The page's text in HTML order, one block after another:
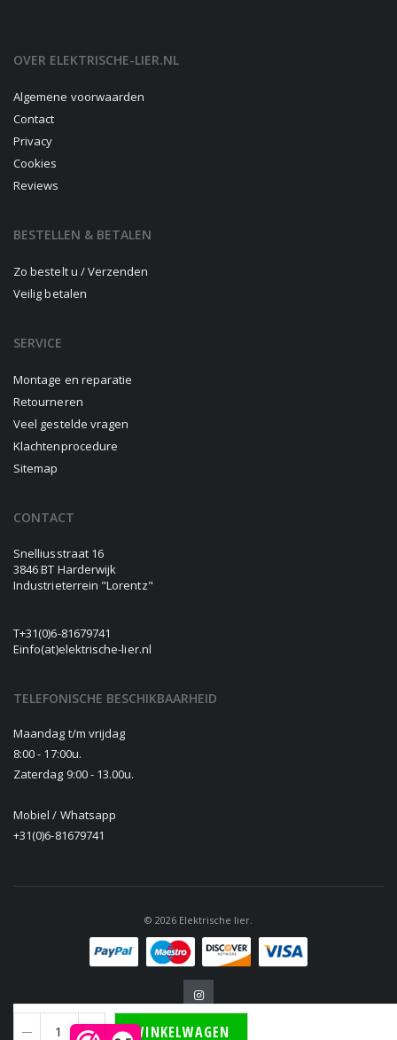
WINKELWAGEN
OVER ELEKTRISCHE-LIER.NL
Algemene voorwaarden
Contact
Privacy
Cookies
Reviews
BESTELLEN & BETALEN
Zo bestelt u / Verzenden
Veilig betalen
SERVICE
Montage en reparatie
Retourneren
Veel gestelde vragen
Klachtenprocedure
Sitemap
CONTACT
Snelliusstraat 16
3846 BT Harderwijk
Industrieterrein "Lorentz"
T+31(0)6-81679741
Einfo(at)elektrische-lier.nl
TELEFONISCHE BESCHIKBAARHEID
Maandag t/m vrijdag
8:00 - 17:00u.
Zaterdag 9:00 - 13.00u.
Mobiel / Whatsapp
+31(0)6-81679741
© 2026 Elektrische lier.